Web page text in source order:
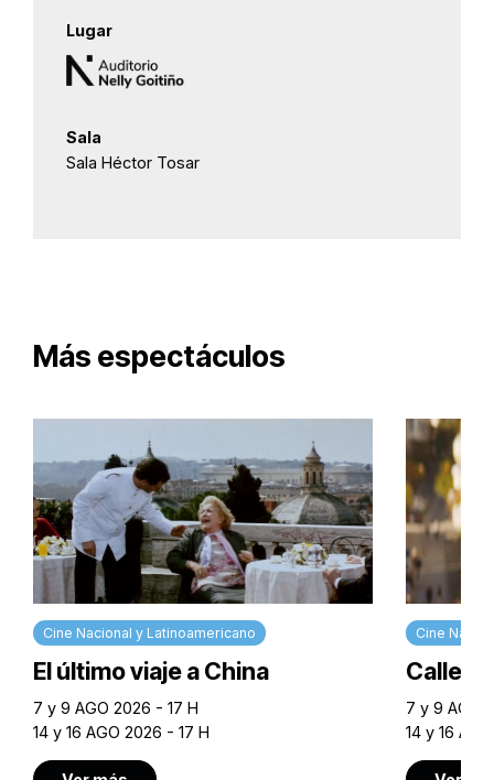
Lugar
Sala
Sala Héctor Tosar
Más espectáculos
Cine Nacional y Latinoamericano
El último viaje a China
7 y 9 AGO 2026 - 17 H
14 y 16 AGO 2026 - 17 H
Cine
Calle
7 y 9 AGO
14 y 16